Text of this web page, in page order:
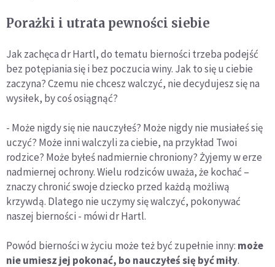
Porażki i utrata pewności siebie
Jak zachęca dr Hartl, do tematu bierności trzeba podejść
bez potępiania się i bez poczucia winy. Jak to się u ciebie
zaczyna? Czemu nie chcesz walczyć, nie decydujesz się na
wysiłek, by coś osiągnąć?
- Może nigdy się nie nauczyłeś? Może nigdy nie musiałeś się
uczyć? Może inni walczyli za ciebie, na przykład Twoi
rodzice? Może byłeś nadmiernie chroniony? Żyjemy w erze
nadmiernej ochrony. Wielu rodziców uważa, że kochać –
znaczy chronić swoje dziecko przed każdą możliwą
krzywdą. Dlatego nie uczymy się walczyć, pokonywać
naszej bierności - mówi dr Hartl.
Powód bierności w życiu może też być zupełnie inny: może
nie umiesz jej pokonać, bo nauczyłeś się być miły.